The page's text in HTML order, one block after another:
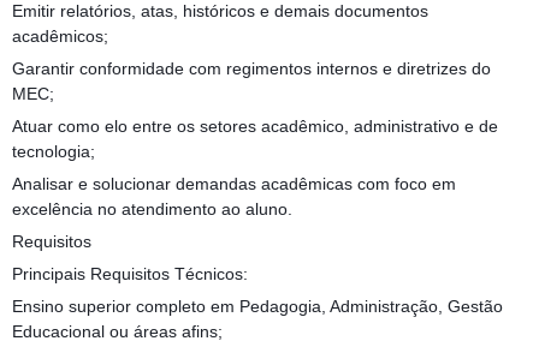
Emitir relatórios, atas, históricos e demais documentos
acadêmicos;
Garantir conformidade com regimentos internos e diretrizes do
MEC;
Atuar como elo entre os setores acadêmico, administrativo e de
tecnologia;
Analisar e solucionar demandas acadêmicas com foco em
excelência no atendimento ao aluno.
Requisitos
Principais Requisitos Técnicos:
Ensino superior completo em Pedagogia, Administração, Gestão
Educacional ou áreas afins;